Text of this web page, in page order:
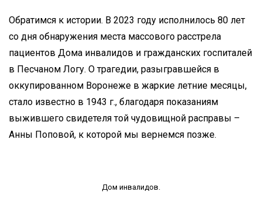
Обратимся к истории. В 2023 году исполнилось 80 лет
со дня обнаружения места массового расстрела
пациентов Дома инвалидов и гражданских госпиталей
в Песчаном Логу. О трагедии, разыгравшейся в
оккупированном Воронеже в жаркие летние месяцы,
стало известно в 1943 г., благодаря показаниям
выжившего свидетеля той чудовищной расправы –
Анны Поповой, к которой мы вернемся позже.
Дом инвалидов.